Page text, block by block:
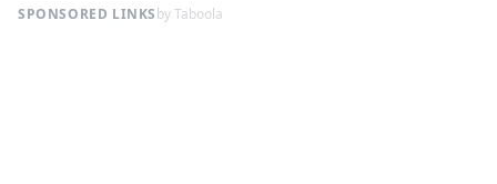
SPONSORED LINKSby Taboola